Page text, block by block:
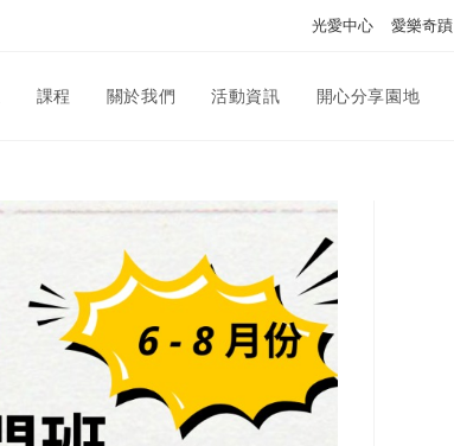
光愛中心 愛樂奇蹟
課程 關於我們 活動資訊 開心分享園地